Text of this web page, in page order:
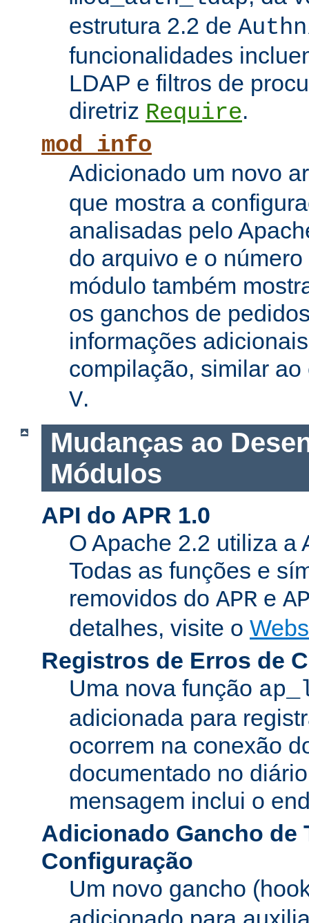
estrutura 2.2 de
funcionalidades
LDAP e filtros de
diretriz Require.
mod_info
Adicionado um novo
que mostra a
analisadas pelo
do arquivo e o
módulo também
os ganchos de
informações
compilação, similar
V.
Mudanças ao
Módulos
API do APR 1.0
O Apache 2.2 utiliza a
Todas as funções e
removidos do APR e
detalhes, visite o
Registros de Erros de
Uma nova função
adicionada para
ocorrem na conexão
documentado no
mensagem inclui o
Adicionado Gancho de
Configuração
Um novo gancho